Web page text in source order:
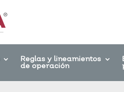
Reglas y lineamientos
de operación